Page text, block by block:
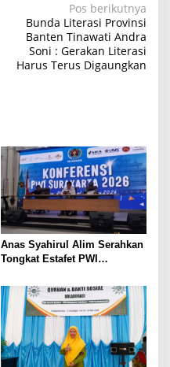
Pos berikutnya
Bunda Literasi Provinsi
Banten Tinawati Andra
Soni : Gerakan Literasi
Harus Terus Digaungkan
Anas Syahirul Alim Serahkan
Tongkat Estafet PWI
Kepemimpinan Berjalan
Mulus